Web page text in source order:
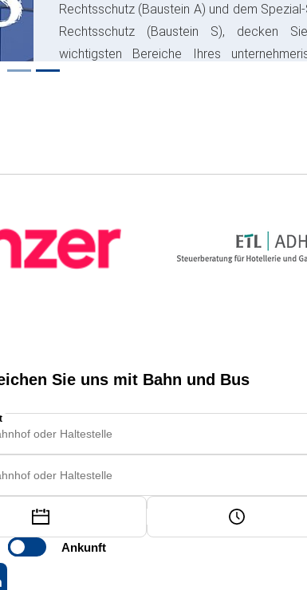
Rechtsschutz (Baustein A) und dem Spezial-
Rechtsschutz (Baustein S), decken Sie
wichtigsten Bereiche Ihres
Risikos ab und sparen bares Geld.